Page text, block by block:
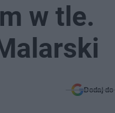
w tle.
Dodaj do